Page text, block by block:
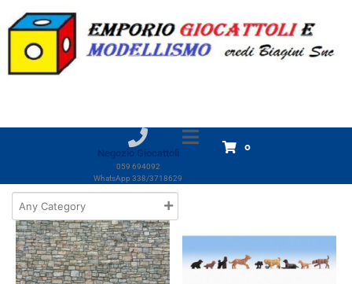
Negozio Giocattoli
059 694092
WhatsApp 338/3718629
0
Home Prodotti Noch
Noch